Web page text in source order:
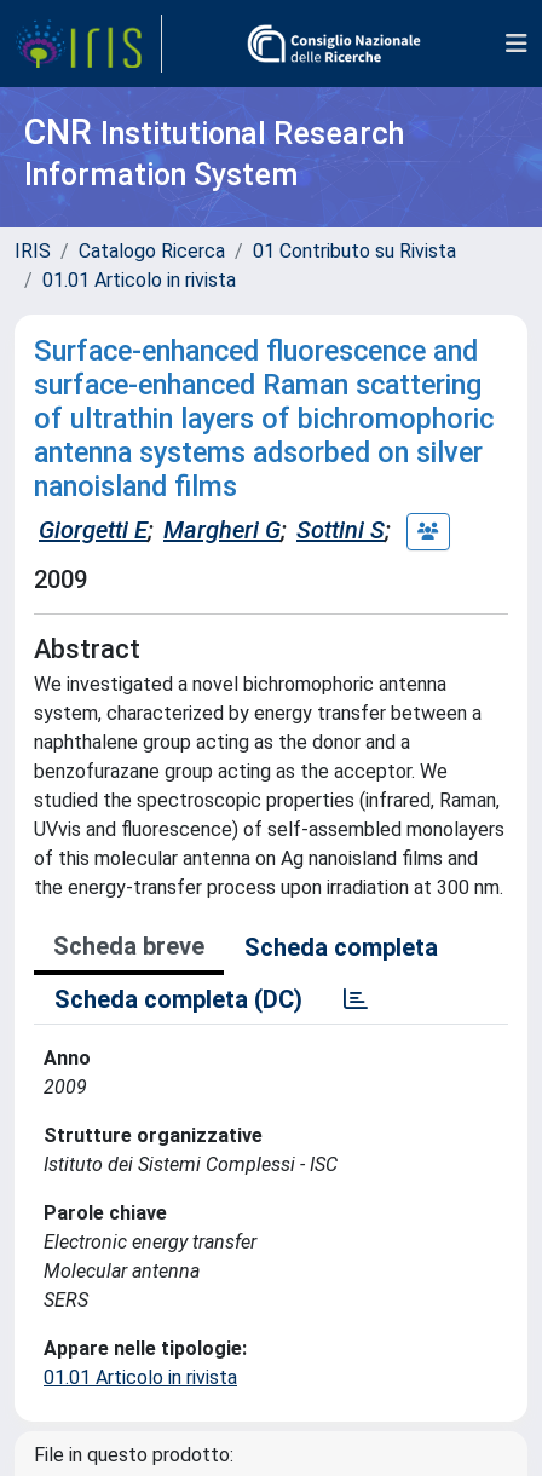
CNR Institutional Research
Information System
IRIS Catalogo Ricerca
01 Contributo su Rivista
01.01 Articolo in rivista
Surface-enhanced fluorescence and
surface-enhanced Raman scattering
of ultrathin layers of bichromophoric
antenna systems adsorbed on silver
nanoisland films
Giorgetti E; Margheri G; Sottini S;
2009
Abstract
We investigated a novel bichromophoric antenna
system, characterized by energy transfer between a
naphthalene group acting as the donor and a
benzofurazane group acting as the acceptor. We
studied the spectroscopic properties (infrared, Raman,
UVvis and fluorescence) of self-assembled monolayers
of this molecular antenna on Ag nanoisland films and
the energy-transfer process upon irradiation at 300 nm.
Scheda breve
Scheda completa
Scheda completa (DC)
Anno
2009
Strutture organizzative
Istituto dei Sistemi Complessi - ISC
Parole chiave
Electronic energy transfer
Molecular antenna
SERS
Appare nelle tipologie:
01.01 Articolo in rivista
File in questo prodotto: